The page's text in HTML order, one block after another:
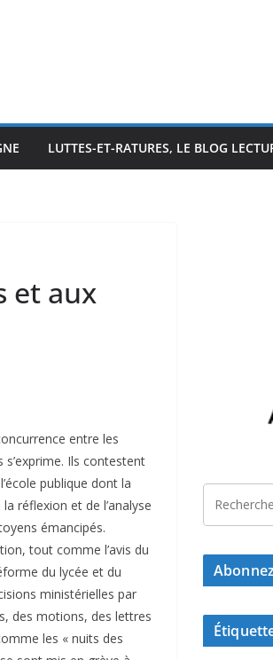
LUTTES-ET-RATURES, LE BLOG
et aux
entre les
Ils contestent
publique dont la
réflexion et de l’analyse
émancipés.
tout comme l’avis du
du lycée et du
ministérielles par
des motions, des lettres
les « nuits des